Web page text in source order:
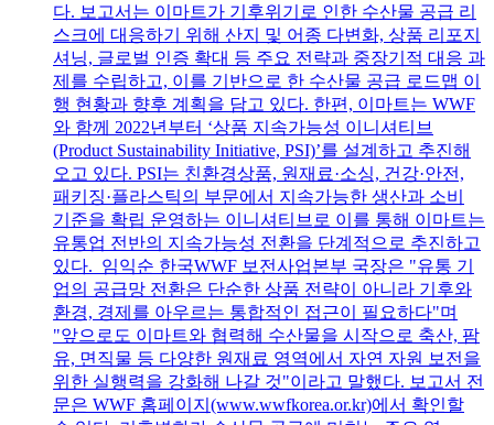
다. 보고서는 이마트가 기후위기로 인한 수산물 공급 리
스크에 대응하기 위해 산지 및 어종 다변화, 상품 리포지
셔닝, 글로벌 인증 확대 등 주요 전략과 중장기적 대응 과
제를 수립하고, 이를 기반으로 한 수산물 공급 로드맵 이
행 현황과 향후 계획을 담고 있다. 한편, 이마트는 WWF
와 함께 2022년부터 ‘상품 지속가능성 이니셔티브
(Product Sustainability Initiative, PSI)’를 설계하고 추진해
오고 있다. PSI는 친환경상품, 원재료·소싱, 건강·안전,
패키징·플라스틱의 부문에서 지속가능한 생산과 소비
기준을 확립 운영하는 이니셔티브로 이를 통해 이마트는
유통업 전반의 지속가능성 전환을 단계적으로 추진하고
있다. 임익순 한국WWF 보전사업본부 국장은 "유통 기
업의 공급망 전환은 단순한 상품 전략이 아니라 기후와
환경, 경제를 아우르는 통합적인 접근이 필요하다"며
"앞으로도 이마트와 협력해 수산물을 시작으로 축산, 팜
유, 면직물 등 다양한 원재료 영역에서 자연 자원 보전을
위한 실행력을 강화해 나갈 것"이라고 말했다. 보고서 전
문은 WWF 홈페이지(www.wwfkorea.or.kr)에서 확인할